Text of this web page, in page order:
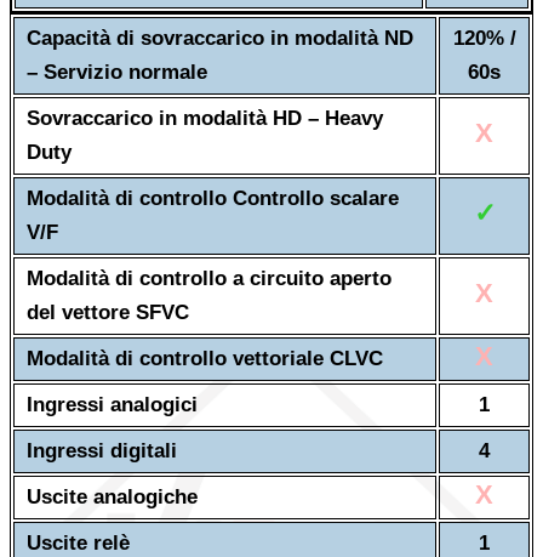
Capacità di sovraccarico in modalità ND
– Servizio normale
120% /
60s
Sovraccarico in modalità HD – Heavy
Duty
X
Modalità di controllo Controllo scalare
V/F
✓
Modalità di controllo a circuito aperto
del vettore SFVC
X
Modalità di controllo vettoriale CLVC X
Ingressi analogici
1
Ingressi digitali
4
Uscite analogiche
X
Uscite relè
1